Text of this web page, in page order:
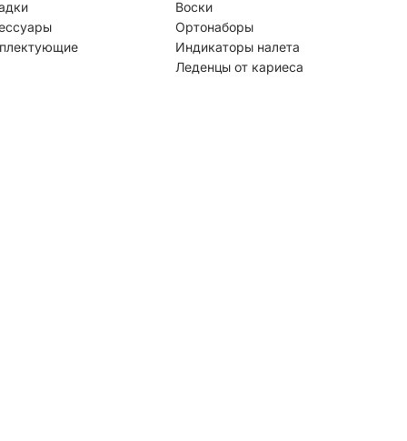
Воски
Ортонаборы
Индикаторы налета
Леденцы от кариеса